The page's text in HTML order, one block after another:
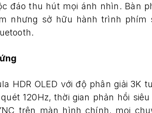
đáo thu hút mọi ánh nhìn. Bàn
nhưng sở hữu hành trình phím
HDR OLED với độ phân giải 3K
120Hz, thời gian phản hồi siêu
trên màn hình chính, mọi